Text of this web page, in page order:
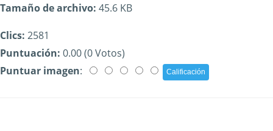
Tamaño de archivo: 45.6 KB
Clics: 2581
Puntuación: 0.00 (0 Votos)
Puntuar imagen: